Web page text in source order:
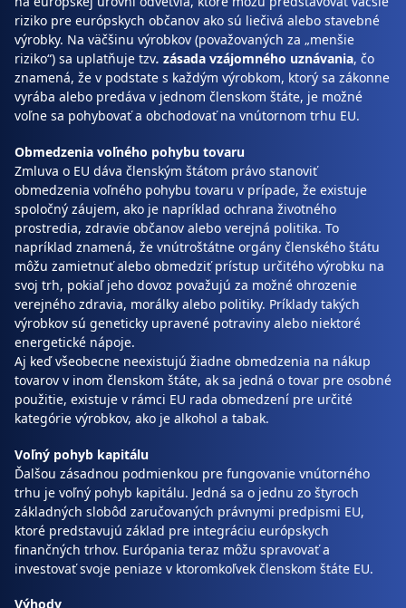
riziko pre európskych občanov ako sú liečivá alebo stavebné
výrobky. Na väčšinu výrobkov (považovaných za „menšie
riziko“) sa uplatňuje tzv. zásada vzájomného uznávania, čo
znamená, že v podstate s každým výrobkom, ktorý sa zákonne
vyrába alebo predáva v jednom členskom štáte, je možné
voľne sa pohybovať a obchodovať na vnútornom trhu EU.
Obmedzenia voľného pohybu tovaru
Zmluva o EU dáva členským štátom právo stanoviť
obmedzenia voľného pohybu tovaru v prípade, že existuje
spoločný záujem, ako je napríklad ochrana životného
prostredia, zdravie občanov alebo verejná politika. To
napríklad znamená, že vnútroštátne orgány členského štátu
môžu zamietnuť alebo obmedziť prístup určitého výrobku na
svoj trh, pokiaľ jeho dovoz považujú za možné ohrozenie
verejného zdravia, morálky alebo politiky. Príklady takých
výrobkov sú geneticky upravené potraviny alebo niektoré
energetické nápoje.
Aj keď všeobecne neexistujú žiadne obmedzenia na nákup
tovarov v inom členskom štáte, ak sa jedná o tovar pre osobné
použitie, existuje v rámci EU rada obmedzení pre určité
kategórie výrobkov, ako je alkohol a tabak.
Voľný pohyb kapitálu
Ďalšou zásadnou podmienkou pre fungovanie vnútorného
trhu je voľný pohyb kapitálu. Jedná sa o jednu zo štyroch
základných slobôd zaručovaných právnymi predpismi EU,
ktoré predstavujú základ pre integráciu európskych
finančných trhov. Európania teraz môžu spravovať a
investovať svoje peniaze v ktoromkoľvek členskom štáte EU.
Výhody